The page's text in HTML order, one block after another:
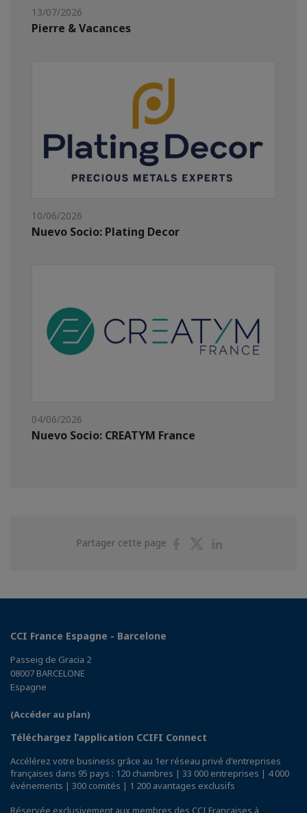
13/07/2026
Pierre & Vacances
10/06/2026
Nuevo Socio: Plating Decor
04/06/2026
Nuevo Socio: CREATYM France
Partager cette page
PartagerPartager
CCI France Espagne - Barcelone
Passeig de Gracia 2
08007 BARCELONE
Espagne
(Accéder au plan)
Téléchargez l’application CCIFI Connect
Accélérez votre business grâce au 1er réseau privé d'entreprises
françaises dans 95 pays : 120 chambres | 33 000 entreprises | 4 000
événements | 300 comités | 1 200 avantages exclusifs